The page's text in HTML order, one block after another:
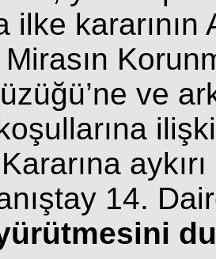
ilke
ve
14.